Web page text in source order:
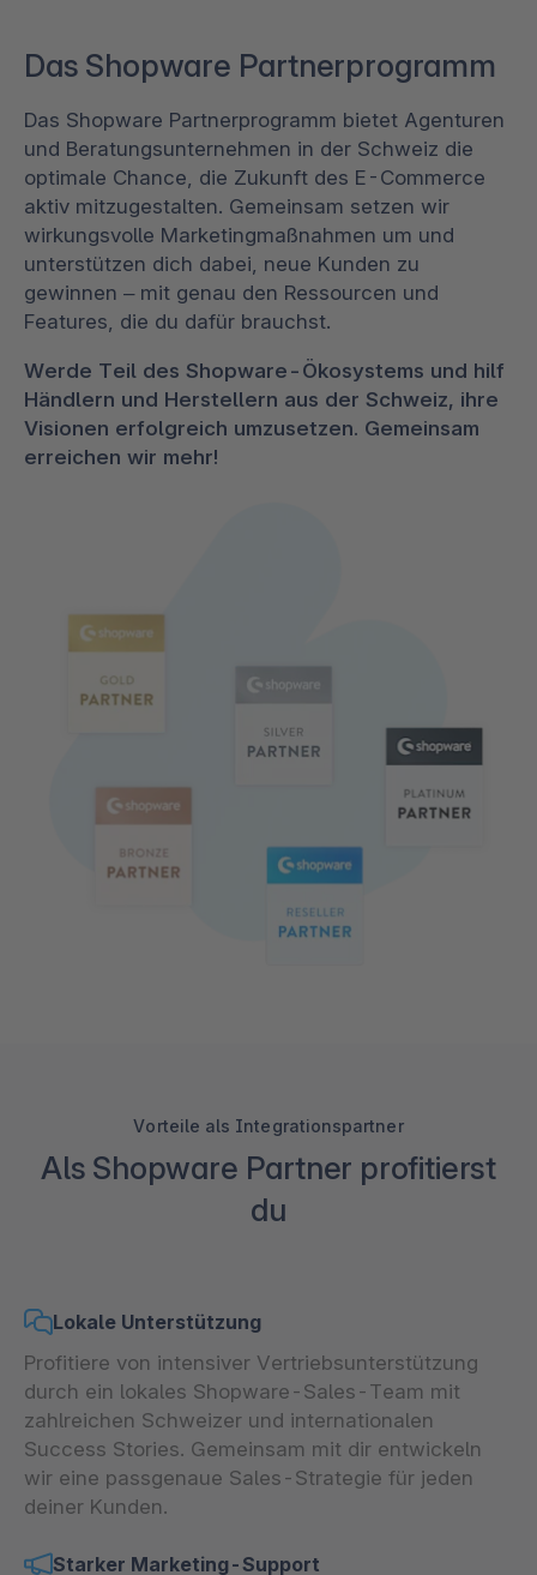
Das Shopware Partnerprogramm
Das Shopware Partnerprogramm bietet Agenturen
und Beratungsunternehmen in der Schweiz die
optimale Chance, die Zukunft des E-Commerce
aktiv mitzugestalten. Gemeinsam setzen wir
wirkungsvolle Marketingmaßnahmen um und
unterstützen dich dabei, neue Kunden zu
gewinnen – mit genau den Ressourcen und
Features, die du dafür brauchst.
Werde Teil des Shopware-Ökosystems und hilf
Händlern und Herstellern aus der Schweiz, ihre
Visionen erfolgreich umzusetzen. Gemeinsam
erreichen wir mehr!
Vorteile als Integrationspartner
Als Shopware Partner profitierst
du
Lokale Unterstützung
Profitiere von intensiver Vertriebsunterstützung
durch ein lokales Shopware-Sales-Team mit
zahlreichen Schweizer und internationalen
Success Stories. Gemeinsam mit dir entwickeln
wir eine passgenaue Sales-Strategie für jeden
deiner Kunden.
Starker Marketing-Support